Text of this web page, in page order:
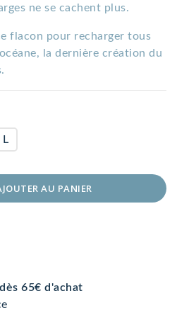
ne se cachent plus.
flacon pour recharger tous
la dernière création du
L
AU PANIER
65€ d'achat